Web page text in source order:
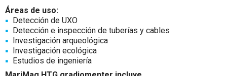
Áreas de uso:
Detección de UXO
Detección e inspección de tuberías y cables
Investigación arqueológica
Investigación ecológica
Estudios de ingeniería